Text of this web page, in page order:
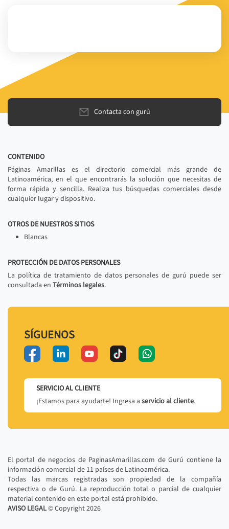
Contacta con gurú
CONTENIDO
Páginas Amarillas es el directorio comercial más grande de
Latinoamérica, en el que encontrarás la solución que necesitas de
forma rápida y sencilla. Realiza tus búsquedas comerciales desde
cualquier lugar y dispositivo.
OTROS DE NUESTROS SITIOS
Blancas
PROTECCIÓN DE DATOS PERSONALES
La política de tratamiento de datos personales de gurú puede ser
consultada en Términos legales.
SÍGUENOS
SERVICIO AL CLIENTE
¡Estamos para ayudarte! Ingresa a servicio al cliente.
El portal de negocios de PaginasAmarillas.com de Gurú contiene la
información comercial de 11 países de Latinoamérica.
Todas las marcas registradas son propiedad de la compañía
respectiva o de Gurú. La reproducción total o parcial de cualquier
material contenido en este portal está prohibido.
AVISO LEGAL© Copyright2026